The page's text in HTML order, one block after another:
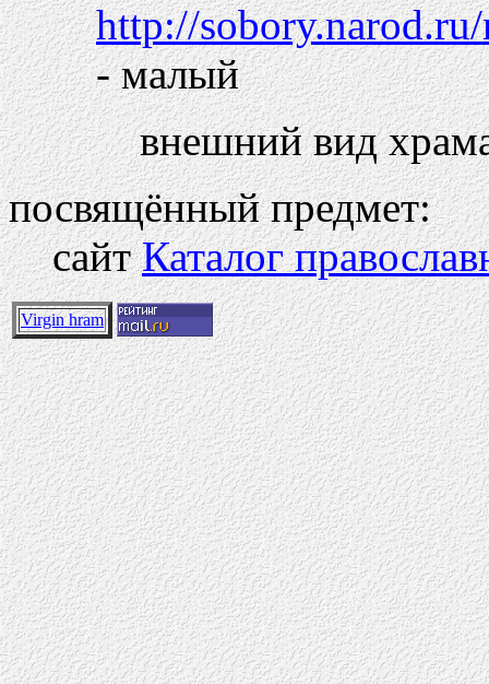
http://
- малый
внешний вид
посвящённый предмет:
сайтКаталог
Virgin hram